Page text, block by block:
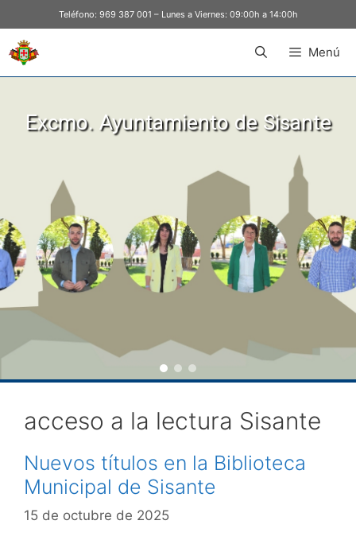
Teléfono: 969 387 001 – Lunes a Viernes: 09:00h a 14:00h
Menú
Excmo. Ayuntamiento de Sisante
acceso a la lectura Sisante
Nuevos títulos en la Biblioteca
Municipal de Sisante
15 de octubre de 2025